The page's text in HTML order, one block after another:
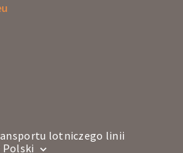
lotniczego linii